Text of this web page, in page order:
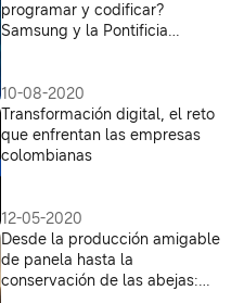
programar y codificar?
Samsung y la Pontificia
10-08-2020
Transformación digital, el reto
que enfrentan las empresas
colombianas
12-05-2020
Desde la producción amigable
de panela hasta la
conservación de las abejas: